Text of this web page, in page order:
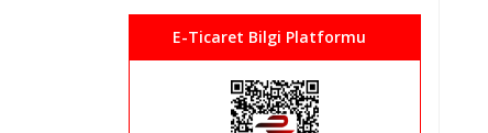
E-Ticaret Bilgi Platformu